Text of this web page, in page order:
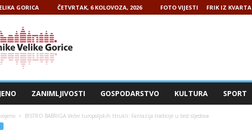
GORICA ČETVRTAK, 6 KOLOVOZA, 2026 FOTO VIJESTI FRIK IZ KVARTA
ZANIMLJIVOSTI GOSPODARSTVO KULTURA SPORT
BISTRO BABRIGA Večer turopoljskih štrukli: Fantazija tradicije u šest sljedova